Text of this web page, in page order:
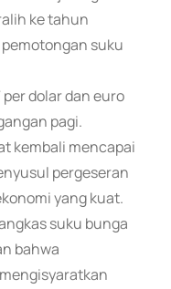
ke tahun
suku
per dolar dan euro
pagi.
kembali mencapai
pergeseran
yang kuat.
suku bunga
bahwa